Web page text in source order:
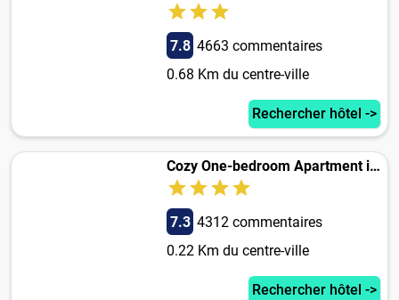
7.8 4663 commentaires
0.68 Km du centre-ville
Rechercher hôtel ->
Cozy One-bedroom Apartment in Copenhagen Downtown
7.3 4312 commentaires
0.22 Km du centre-ville
Rechercher hôtel ->